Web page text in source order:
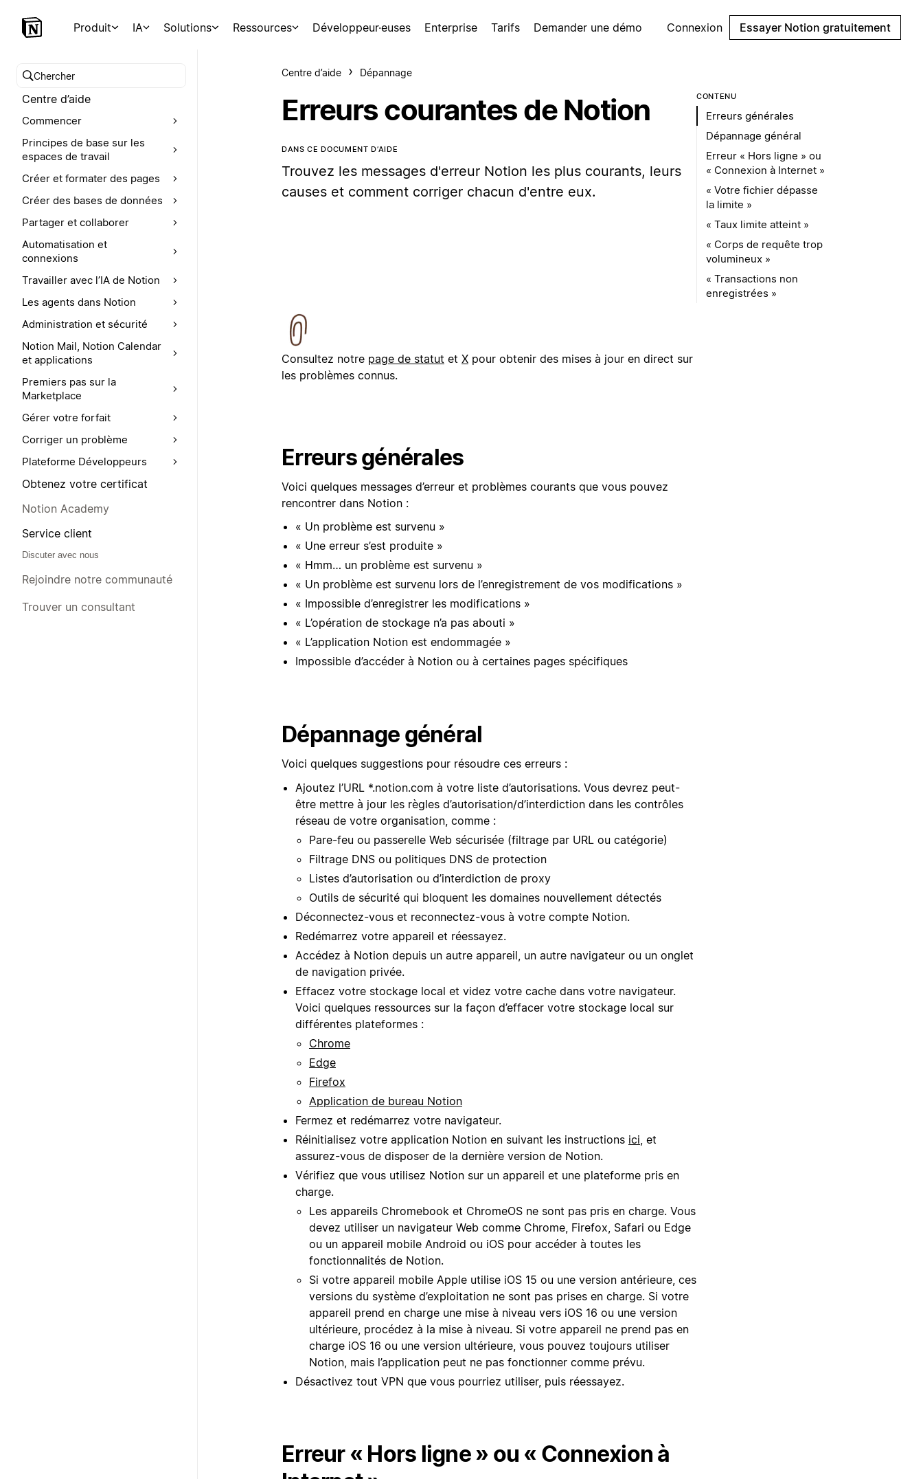
Produit IA Solutions Ressources Développeur·euses Enterprise Tarifs Demander une démo Connexion Essayer Notion gratuitement
Chercher dans le centre d’aide
Centre d’aide
Commencer
Principes de base sur les
espaces de travail
Créer et formater des pages
Créer des bases de données
Partager et collaborer
Automatisation et
connexions
Travailler avec l’IA de Notion
Les agents dans Notion
Administration et sécurité
Notion Mail, Notion Calendar
et applications
Premiers pas sur la
Marketplace
Gérer votre forfait
Corriger un problème
Plateforme Développeurs
Obtenez votre certificat
Notion Academy
Service client
Discuter avec nous
Rejoindre notre communauté
Trouver un consultant
Centre d’aide Dépannage
Erreurs courantes de Notion
DANS CE DOCUMENT D’AIDE
Trouvez les messages d'erreur Notion les plus courants, leurs
causes et comment corriger chacun d'entre eux.
Consultez notre page de statut et X pour obtenir des mises à jour en direct sur
les problèmes connus.
Erreurs générales
Voici quelques messages d’erreur et problèmes courants que vous pouvez
rencontrer dans Notion :
« Un problème est survenu »
« Une erreur s’est produite »
« Hmm… un problème est survenu »
« Un problème est survenu lors de l’enregistrement de vos modifications »
« Impossible d’enregistrer les modifications »
« L’opération de stockage n’a pas abouti »
« L’application Notion est endommagée »
Impossible d’accéder à Notion ou à certaines pages spécifiques
Dépannage général
Voici quelques suggestions pour résoudre ces erreurs :
Ajoutez l’URL *.notion.com à votre liste d’autorisations. Vous devrez peut-
être mettre à jour les règles d’autorisation/d’interdiction dans les contrôles
réseau de votre organisation, comme :
Pare-feu ou passerelle Web sécurisée (filtrage par URL ou catégorie)
Filtrage DNS ou politiques DNS de protection
Listes d’autorisation ou d’interdiction de proxy
Outils de sécurité qui bloquent les domaines nouvellement détectés
Déconnectez-vous et reconnectez-vous à votre compte Notion.
Redémarrez votre appareil et réessayez.
Accédez à Notion depuis un autre appareil, un autre navigateur ou un onglet
de navigation privée.
Effacez votre stockage local et videz votre cache dans votre navigateur.
Voici quelques ressources sur la façon d’effacer votre stockage local sur
différentes plateformes :
Chrome
Edge
Firefox
Application de bureau Notion
Fermez et redémarrez votre navigateur.
Réinitialisez votre application Notion en suivant les instructions ici , et
assurez-vous de disposer de la dernière version de Notion.
Vérifiez que vous utilisez Notion sur un appareil et une plateforme pris en
charge.
Les appareils Chromebook et ChromeOS ne sont pas pris en charge. Vous
devez utiliser un navigateur Web comme Chrome, Firefox, Safari ou Edge
ou un appareil mobile Android ou iOS pour accéder à toutes les
fonctionnalités de Notion.
Si votre appareil mobile Apple utilise iOS 15 ou une version antérieure, ces
versions du système d’exploitation ne sont pas prises en charge. Si votre
appareil prend en charge une mise à niveau vers iOS 16 ou une version
ultérieure, procédez à la mise à niveau. Si votre appareil ne prend pas en
charge iOS 16 ou une version ultérieure, vous pouvez toujours utiliser
Notion, mais l’application peut ne pas fonctionner comme prévu.
Désactivez tout VPN que vous pourriez utiliser, puis réessayez.
Erreur « Hors ligne » ou « Connexion à
CONTENU
Erreurs générales
Dépannage général
Erreur « Hors ligne » ou
« Connexion à Internet »
« Votre fichier dépasse
la limite »
« Taux limite atteint »
« Corps de requête trop
volumineux »
« Transactions non
enregistrées »